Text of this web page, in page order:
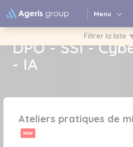
Menu
Filtrer la liste
Nos Formations
DPO - SSI -
- IA
Ateliers pratiques de
Panneau de gestion des cookies